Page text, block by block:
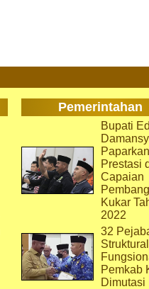
Pemerintahan
Bupati
Paparkan
Prestasi
Capaian
Kukar
2022
32
Pemkab
Dimutasi